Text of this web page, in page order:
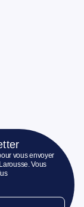
vous envoyer
Vous